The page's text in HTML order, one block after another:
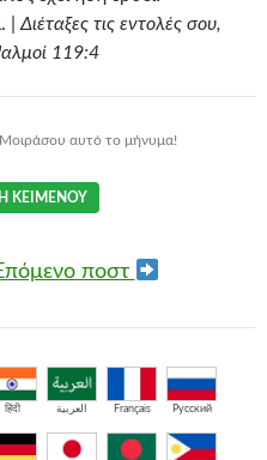
| Διέταξες τις εντολές σου,
119:4
αυτό το μήνυμα!
ΚΕΙΜΈΝΟΥ
ποστ
हिंदी العربية Français Русский